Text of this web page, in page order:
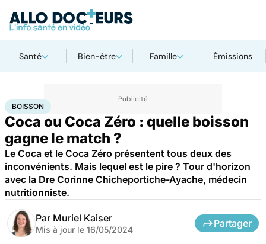
Santé Bien-être Famille Émissions
AccueilBien-être Boisson
BOISSON
Coca ou Coca Zéro : quelle boisson
gagne le match ?
Le Coca et le Coca Zéro présentent tous deux des
inconvénients. Mais lequel est le pire ? Tour d'horizon
avec la Dre Corinne Chicheportiche-Ayache, médecin
nutritionniste.
Par Muriel Kaiser
Mis à jour le 16/05/2024
Partager